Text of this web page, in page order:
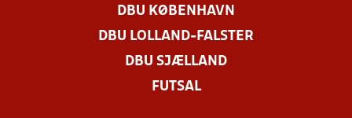
DBU KØBENHAVN
DBU LOLLAND-FALSTER
DBU SJÆLLAND
FUTSAL